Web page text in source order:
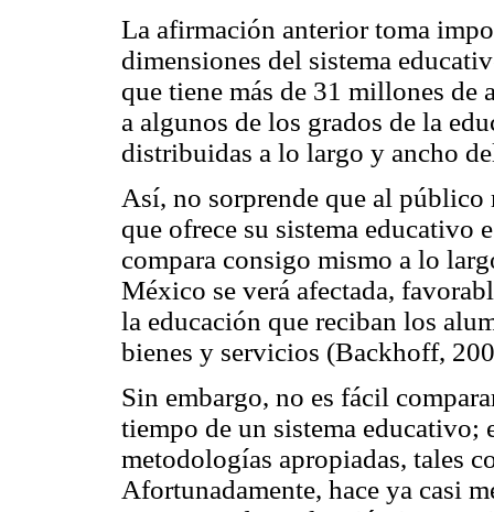
La afirmación anterior toma
dimensiones del sistema
que tiene más de 31 millones de
a algunos de los grados de la
distribuidas a lo largo y ancho
Así, no sorprende que al
que ofrece su sistema educativo
compara consigo mismo a lo
México se verá afectada,
la educación que reciban los
bienes y servicios (Backhoff,
Sin embargo, no es fácil
tiempo de un sistema educativo;
metodologías apropiadas, tales
Afortunadamente, hace ya casi